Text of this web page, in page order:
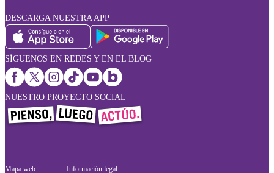
DESCARGA NUESTRA APP
SÍGUENOS EN REDES Y EN EL BLOG
NUESTRO PROYECTO SOCIAL
Mapa web Información legal